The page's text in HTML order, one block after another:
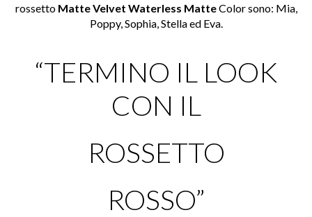
rossetto Matte Velvet Waterless MatteColor sono: Mia,
Poppy, Sophia, Stella ed Eva.
“TERMINO IL LOOK
CON IL
ROSSETTO
ROSSO”